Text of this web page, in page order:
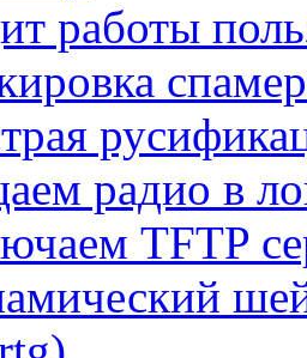
работы
радио в
TFTP